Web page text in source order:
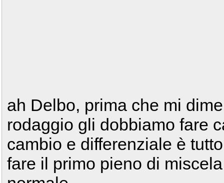
ah Delbo, prima che mi
rodaggio gli dobbiamo fare
cambio e differenziale è
fare il primo pieno di